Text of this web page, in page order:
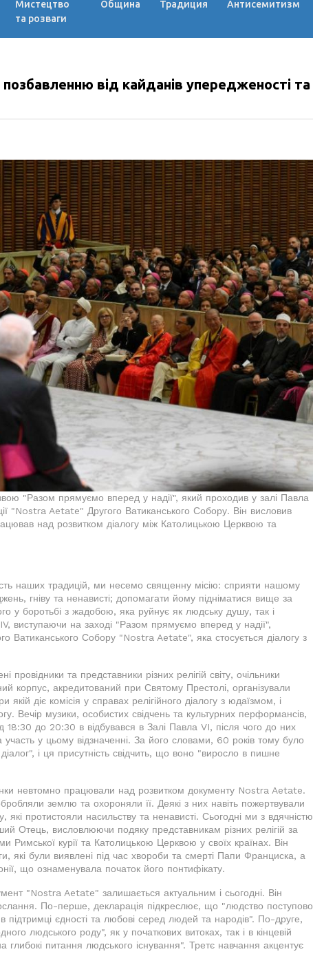
Мистецтво
та розваги
Община Традиция Антисемитизм
позбавленню від кайданів упередженості та
"Разом прямуємо вперед у надії", який проходив у залі Павла
"Nostra Aetate" Другого Ватиканського Собору. Він висловив
над розвитком діалогу між Католицькою Церквою та
наших традицій, ми несемо священну місію: сприяти нашому
гніву та ненависті; допомагати йому підніматися вище за
у боротьбі з жадобою, яка руйнує як людську душу, так і
виступаючи на заході "Разом прямуємо вперед у надії",
Ватиканського Собору "Nostra Aetate", яка стосується діалогу з
провідники та представники різних релігій світу, очільники
корпус, акредитований при Святому Престолі, організували
діє комісія у справах релігійного діалогу з юдаїзмом, і
Вечір музики, особистих свідчень та культурних перформансів,
18:30 до 20:30 в відбувався в Залі Павла VI, після чого до них
у цьому відзначенні. За його словами, 60 років тому було
і ця присутність свідчить, що воно "виросло в пишне
невтомно працювали над розвитком документу Nostra Aetate.
землю та охороняли її. Деякі з них навіть пожертвували
протистояли насильству та ненависті. Сьогодні ми з вдячністю
Отець, висловлюючи подяку представникам різних релігій за
Римської курії та Католицькою Церквою у своїх країнах. Він
які були виявлені під час хвороби та смерті Папи Франциска, а
що ознаменувала початок його понтифікату.
"Nostra Aetate" залишається актуальним і сьогодні. Він
По-перше, декларація підкреслює, що "людство поступово
підтримці єдності та любові серед людей та народів". По-друге,
людського роду", як у початкових витоках, так і в кінцевій
глибокі питання людського існування". Третє навчання акцентує